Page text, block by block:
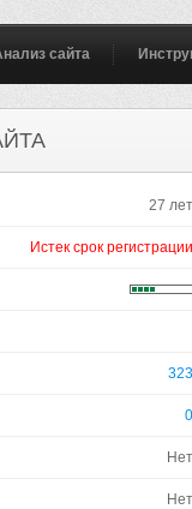
сайта
27 лет
Истек срок регистрации
323
0
Нет
Нет